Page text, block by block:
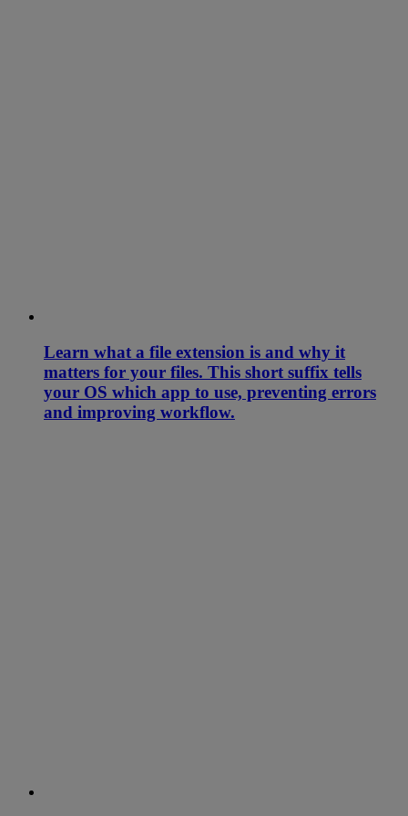
Learn what a file extension is and why it
matters for your files. This short suffix tells
your OS which app to use, preventing errors
and improving workflow.